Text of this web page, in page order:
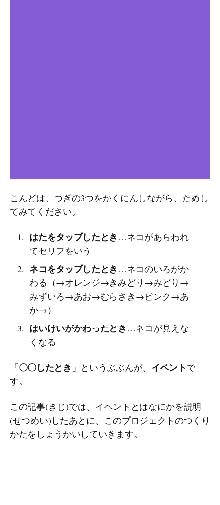
こんどは、つぎの3つをかくにんしながら、ためし
てみてください。
はたをタップしたとき …ネコがあらわれ
てセリフをいう
ネコをタップしたとき …ネコのいろがか
わる（→オレンジ→きみどり→みどり→
みずいろ→あお→むらさき→ピンク→あ
か→）
はいけいがかわったとき …ネコが見えな
くなる
「〇〇したとき 」というぶぶんが、 イベントで
す。
この記事(きじ)では、イベントとはなにかを説明
(せつめい)したあとに、このプロジェクトのつくり
かたをしょうかいしていきます。